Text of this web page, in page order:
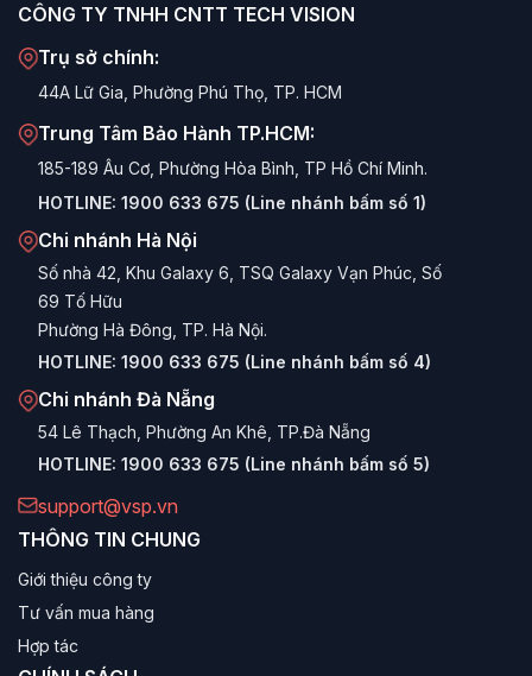
CÔNG TY TNHH CNTT TECH VISION
Trụ sở chính:
44A Lữ Gia, Phường Phú Thọ, TP. HCM
Trung Tâm Bảo Hành TP.HCM:
185-189 Âu Cơ, Phường Hòa Bình, TP Hồ Chí Minh.
HOTLINE: 1900 633 675 (Line nhánh bấm số 1)
Chi nhánh Hà Nội
Số nhà 42, Khu Galaxy 6, TSQ Galaxy Vạn Phúc, Số
69 Tố Hữu
Phường Hà Đông, TP. Hà Nội.
HOTLINE: 1900 633 675 (Line nhánh bấm số 4)
Chi nhánh Đà Nẵng
54 Lê Thạch, Phường An Khê, TP.Đà Nẵng
HOTLINE: 1900 633 675 (Line nhánh bấm số 5)
support@vsp.vn
THÔNG TIN CHUNG
Giới thiệu công ty
Tư vấn mua hàng
Hợp tác